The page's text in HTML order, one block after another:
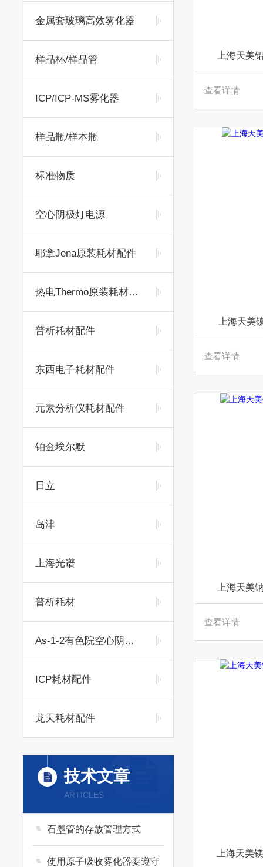
金属套玻璃高效雾化器
样品杯/样品管
ICP/ICP-MS雾化器
样品瓶/样本瓶
标准物质
空心阴极灯电源
耶拿Jena原装耗材配件
热电Thermo原装耗材配件
普析耗材配件
东西电子耗材配件
元素分析仪耗材配件
铂金埃尔默
日立
岛津
上海光谱
普析耗材
As-1-2有色院空心阴极灯
ICP耗材配件
龙天耗材配件
技术文章
ARTICLES
石墨管的存放管理方式
使用原子吸收雾化器要遵守
上海天美
查看详情
上海天美
查看详情
上海天美
查看详情
上海天美